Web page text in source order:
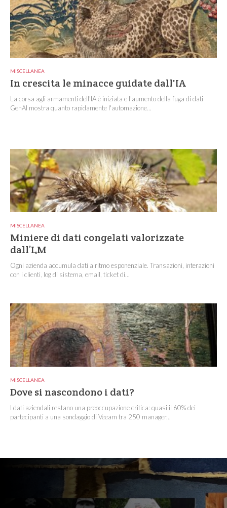
MISCELLANEA
In crescita le minacce guidate dall'IA
La corsa agli armamenti dell'IA è iniziata e l'aumento della fuga di dati
GenAI mostra quanto rapidamente l'automazione...
MISCELLANEA
Miniere di dati congelati valorizzate
dall’LM
Ogni azienda accumula dati a ritmo esponenziale. Transazioni, interazioni
con i clienti, log di sistema, email, ticket di...
MISCELLANEA
Dove si nascondono i dati?
I dati aziendali restano una preoccupazione critica: quasi il 60% dei
partecipanti a una sondaggio di Veeam tra 250 manager...